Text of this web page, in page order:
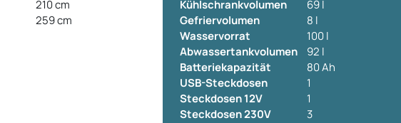
210 cm
259 cm
Kühlschrankvolumen
69 l
Gefriervolumen
8 l
Wasservorrat
100 l
Abwassertankvolumen
92 l
Batteriekapazität
80 Ah
USB-Steckdosen
1
Steckdosen 12V
1
Steckdosen 230V
3